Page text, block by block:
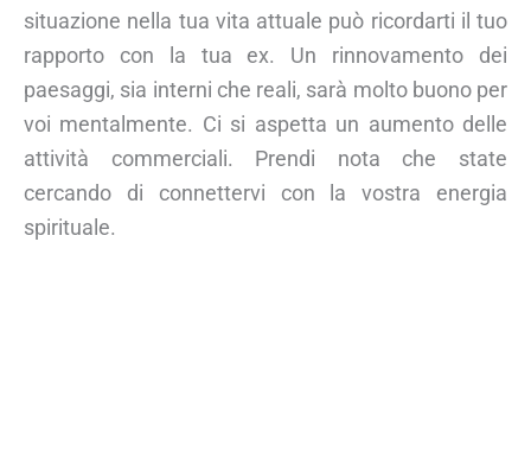
situazione nella tua vita attuale può ricordarti il tuo
rapporto con la tua ex. Un rinnovamento dei
paesaggi, sia interni che reali, sarà molto buono per
voi mentalmente. Ci si aspetta un aumento delle
attività commerciali. Prendi nota che state
cercando di connettervi con la vostra energia
spirituale.